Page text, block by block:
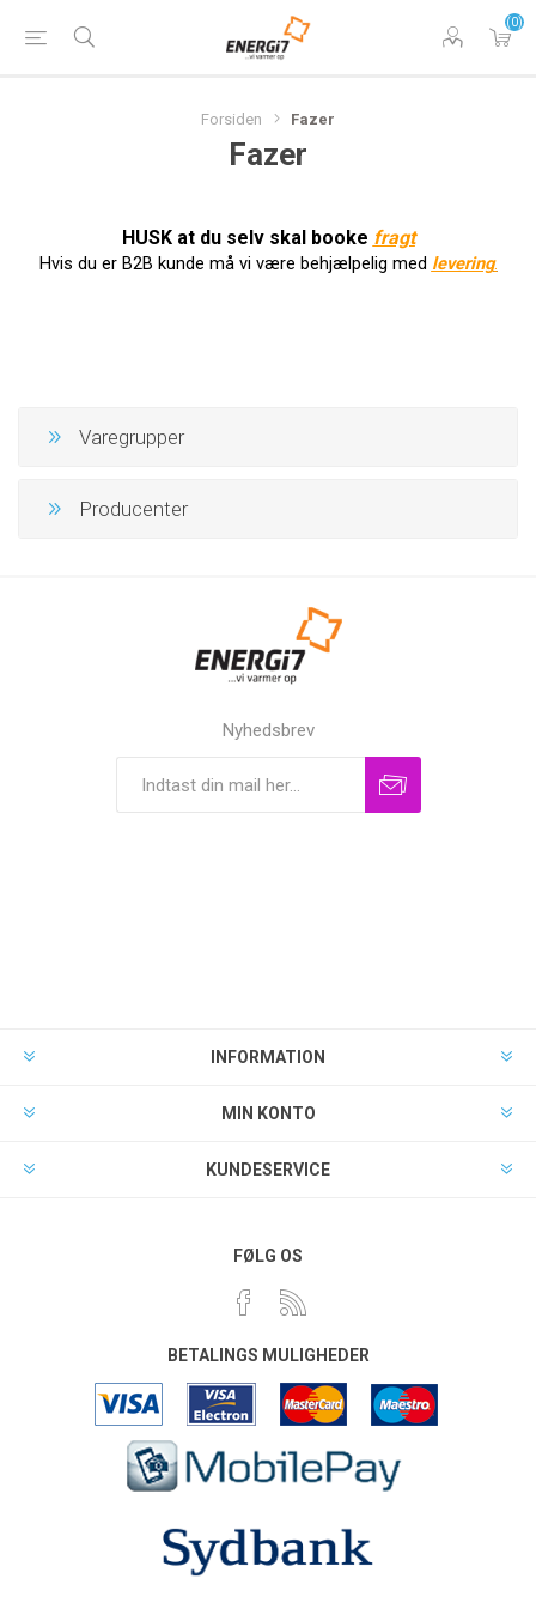
(0)
Forsiden Fazer
Fazer
HUSK at du selv skal booke fragt
Hvis du er B2B kunde må vi være behjælpelig med levering.
Varegrupper
Producenter
Nyhedsbrev
INFORMATION
MIN KONTO
KUNDESERVICE
FØLG OS
BETALINGS MULIGHEDER